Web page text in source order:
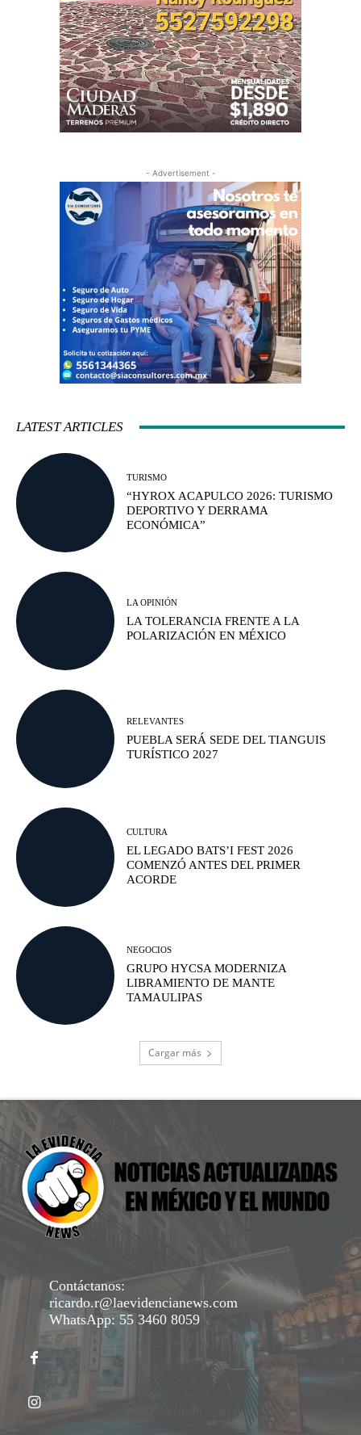
- Advertisement -
LATEST ARTICLES
TURISMO
“HYROX ACAPULCO 2026: TURISMO
DEPORTIVO Y DERRAMA
ECONÓMICA”
LA OPINIÓN
LA TOLERANCIA FRENTE A LA
POLARIZACIÓN EN MÉXICO
RELEVANTES
PUEBLA SERÁ SEDE DEL TIANGUIS
TURÍSTICO 2027
CULTURA
EL LEGADO BATS’I FEST 2026
COMENZÓ ANTES DEL PRIMER
ACORDE
NEGOCIOS
GRUPO HYCSA MODERNIZA
LIBRAMIENTO DE MANTE
TAMAULIPAS
Cargar más
Contáctanos:
ricardo.r@laevidencianews.com
WhatsApp: 55 3460 8059